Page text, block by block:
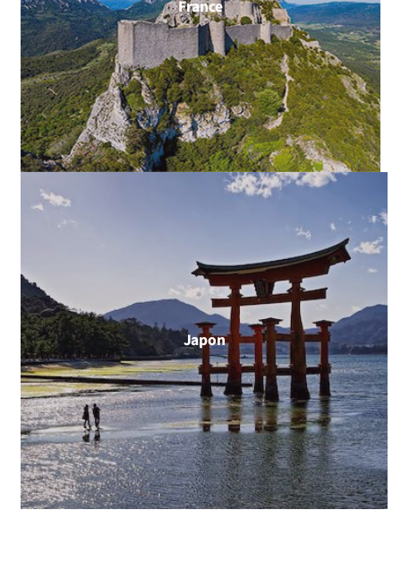
France
Japon